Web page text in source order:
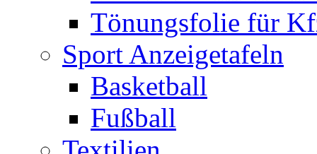
Tönungsfolie für
Sport Anzeigetafeln
Basketball
Fußball